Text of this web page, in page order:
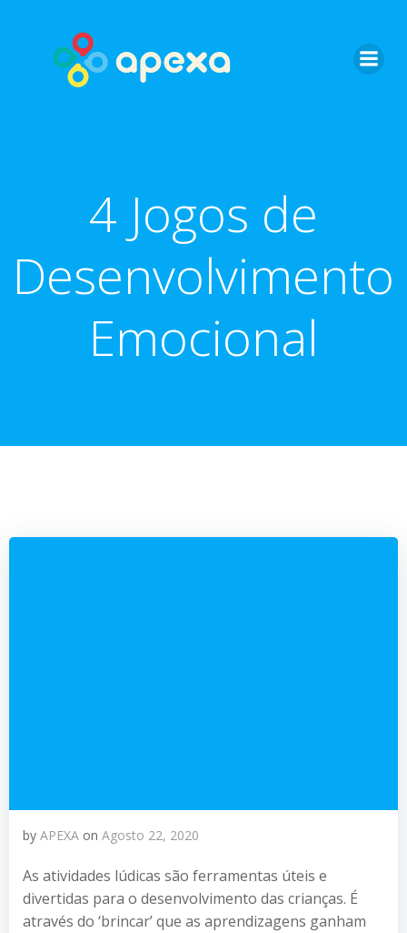
content
4 Jogos de
Desenvolvimento
Emocional
by APEXA on Agosto 22, 2020
As atividades lúdicas são ferramentas úteis e
divertidas para o desenvolvimento das crianças. É
através do ‘brincar’ que as aprendizagens ganham